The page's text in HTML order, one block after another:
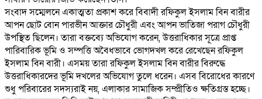
‎সংবাদ সম্মেলনে একাত্মতা প্রকাশ করে বিবাদী রফিকুল ইসলাম বিন বারীর
আপন ছোট বোন পারভীন আক্তার চৌধুরী এবং আপন ভাতিজা পরাগ চৌধুরী
উপস্থিত ছিলেন। তারা বক্তব্যে অভিযোগ করেন, উত্তরাধিকার সূত্রে প্রাপ্ত
পারিবারিক ভূমি ও সম্পত্তি অবৈধভাবে ভোগদখল করে রেখেছেন রফিকুল
ইসলাম বিন বারী। এসময় তারা রফিকুল ইসলাম বিন বারীর বিরুদ্ধে
উত্তরাধিকারদের ভূমি দখলের অভিযোগ তুলে ধরেন। এসব বিরোধের কারণে
শুধু পরিবারের সদস্যরাই নয়, এলাকার সামাজিক সম্প্রীতিও ক্ষতিগ্রস্ত হচ্ছে।